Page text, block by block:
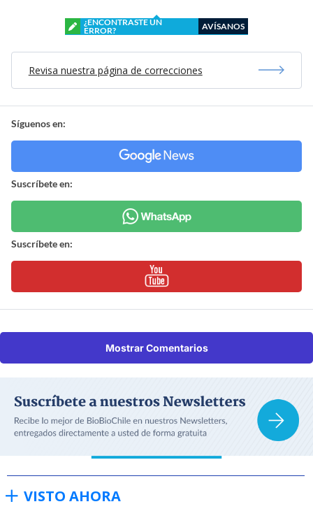
¿ENCONTRASTE UN
ERROR?
AVÍSANOS
Revisa nuestra página de correcciones
Síguenos en:
Suscríbete en:
Suscríbete en:
Mostrar Comentarios
VISTO AHORA